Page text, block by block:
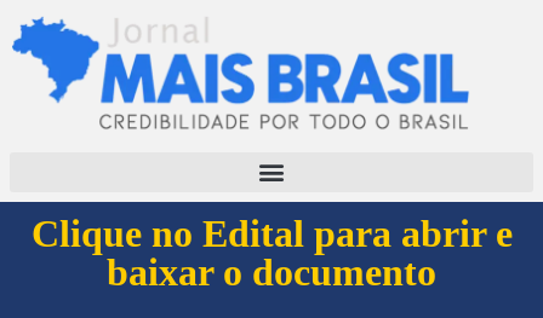
Clique no Edital para abrir e
baixar o documento